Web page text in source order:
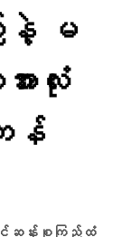
နဲ့ မ
းလုံး
န်